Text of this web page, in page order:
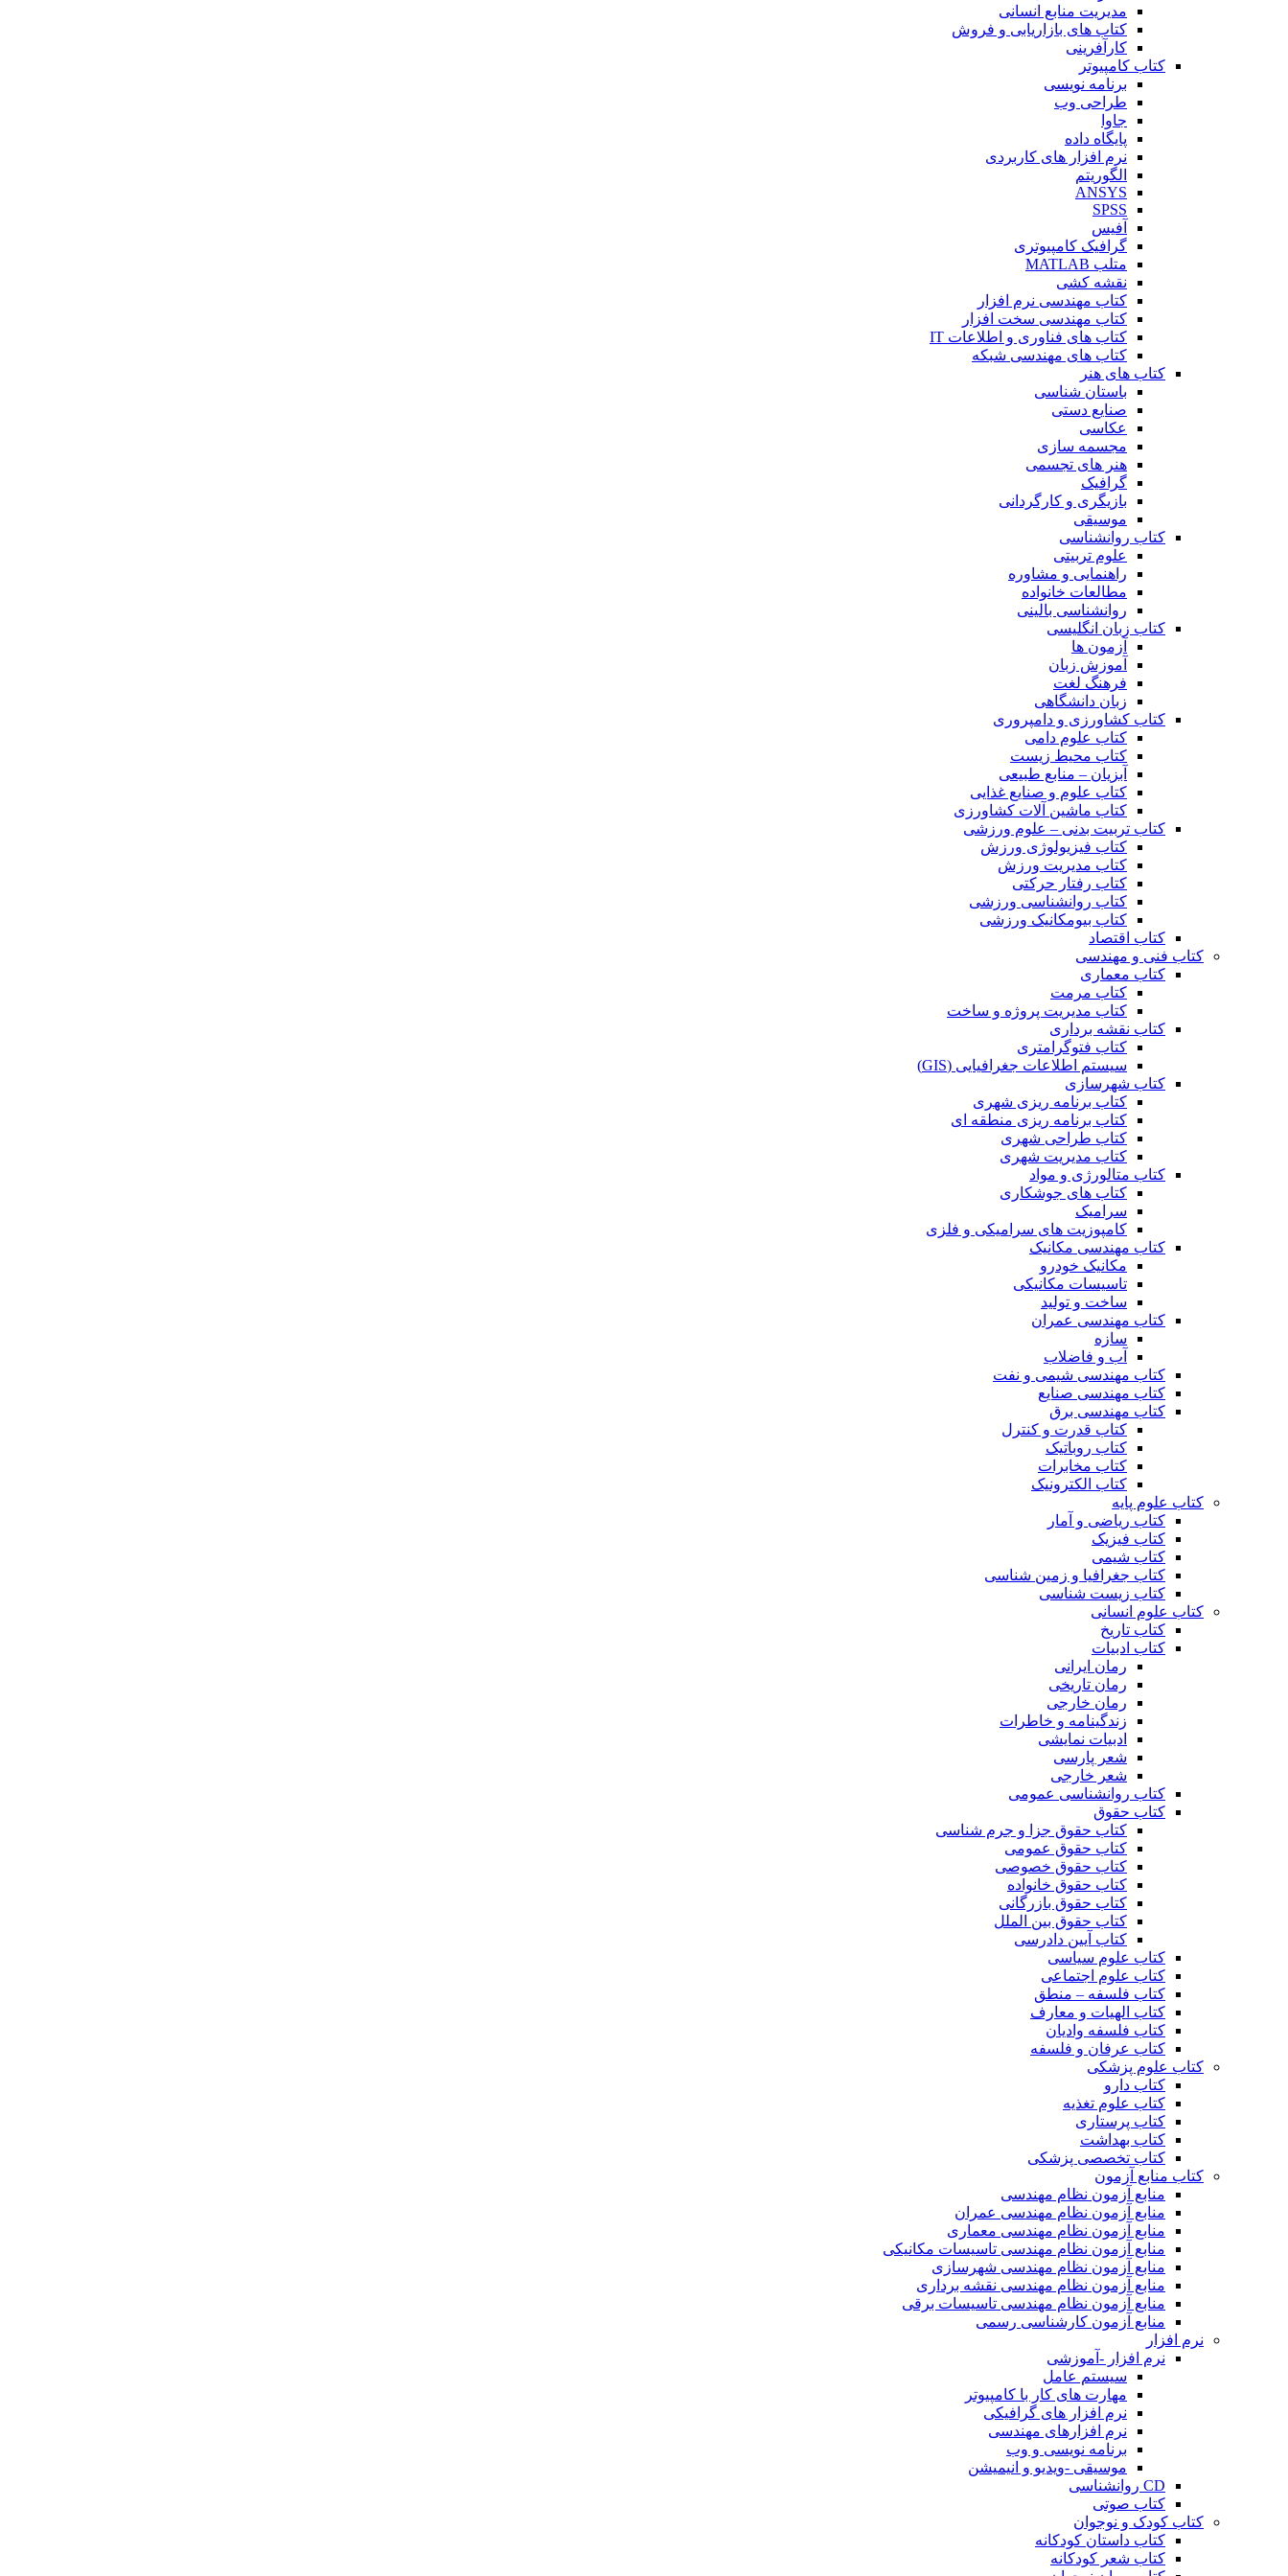
مدیریت منابع انسانی
کتاب های بازاریابی و فروش
کارآفرینی
کتاب کامپیوتر
برنامه نویسی
طراحی وب
جاوا
پایگاه داده
نرم افزار های کاربردی
الگوریتم
ANSYS
SPSS
آفیس
گرافیک کامپیوتری
متلب MATLAB
نقشه کشی
کتاب مهندسی نرم افزار
کتاب مهندسی سخت افزار
کتاب های فناوری و اطلاعات IT
کتاب های مهندسی شبکه
کتاب های هنر
باستان شناسی
صنایع دستی
عکاسی
مجسمه سازی
هنر های تجسمی
گرافیک
بازیگری و کارگردانی
موسیقی
کتاب روانشناسی
علوم تربیتی
راهنمایی و مشاوره
مطالعات خانواده
روانشناسی بالینی
کتاب زبان انگلیسی
آزمون ها
آموزش زبان
فرهنگ لغت
زبان دانشگاهی
کتاب کشاورزی و دامپروری
کتاب علوم دامی
کتاب محیط زیست
آبزیان – منابع طبیعی
کتاب علوم و صنایع غذایی
کتاب ماشین آلات کشاورزی
کتاب تربیت بدنی – علوم ورزشی
کتاب فیزیولوژی ورزش
کتاب مدیریت ورزش
کتاب رفتار حرکتی
کتاب روانشناسی ورزشی
کتاب بیومکانیک ورزشی
کتاب اقتصاد
کتاب فنی و مهندسی
کتاب معماری
کتاب مرمت
کتاب مدیریت پروژه و ساخت
کتاب نقشه برداری
کتاب فتوگرامتری
سیستم اطلاعات جغرافیایی (GIS)
کتاب شهرسازی
کتاب برنامه ریزی شهری
کتاب برنامه ریزی منطقه ای
کتاب طراحی شهری
کتاب مدیریت شهری
کتاب متالورژی و مواد
کتاب های جوشکاری
سرامیک
کامپوزیت های سرامیکی و فلزی
کتاب مهندسی مکانیک
مکانیک خودرو
تاسیسات مکانیکی
ساخت و تولید
کتاب مهندسی عمران
سازه
آب و فاضلاب
کتاب مهندسی شیمی و نفت
کتاب مهندسی صنایع
کتاب مهندسی برق
کتاب قدرت و کنترل
کتاب روباتیک
کتاب مخابرات
کتاب الکترونیک
کتاب علوم پایه
کتاب ریاضی و آمار
کتاب فیزیک
کتاب شیمی
کتاب جغرافیا و زمین شناسی
کتاب زیست شناسی
کتاب علوم انسانی
کتاب تاریخ
کتاب ادبیات
رمان ایرانی
رمان تاریخی
رمان خارجی
زندگینامه و خاطرات
ادبیات نمایشی
شعر پارسی
شعر خارجی
کتاب روانشناسی عمومی
کتاب حقوق
کتاب حقوق جزا و جرم شناسی
کتاب حقوق عمومی
کتاب حقوق خصوصی
کتاب حقوق خانواده
کتاب حقوق بازرگانی
کتاب حقوق بین الملل
کتاب آیین دادرسی
کتاب علوم سیاسی
کتاب علوم اجتماعی
کتاب فلسفه – منطق
کتاب الهیات و معارف
کتاب فلسفه وادیان
کتاب عرفان و فلسفه
کتاب علوم پزشکی
کتاب دارو
کتاب علوم تغذیه
کتاب پرستاری
کتاب بهداشت
کتاب تخصصی پزشکی
کتاب منابع آزمون
منابع آزمون نظام مهندسی
منابع آزمون نظام مهندسی عمران
منابع آزمون نظام مهندسی معماری
منابع آزمون نظام مهندسی تاسیسات مکانیکی
منابع آزمون نظام مهندسی شهرسازی
منابع آزمون نظام مهندسی نقشه برداری
منابع آزمون نظام مهندسی تاسیسات برقی
منابع آزمون کارشناسی رسمی
نرم افزار
نرم افزار -آموزشی
سیستم عامل
مهارت های کار با کامپیوتر
نرم افزار های گرافیکی
نرم افزارهای مهندسی
برنامه نویسی و وب
موسیقی -ویدیو و انیمیشن
CD روانشناسی
کتاب صوتی
کتاب کودک و نوجوان
کتاب داستان کودکانه
کتاب شعر کودکانه